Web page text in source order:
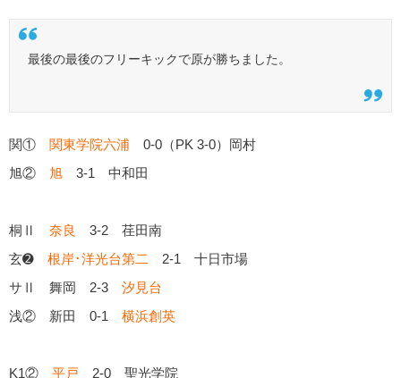
最後の最後のフリーキックで原が勝ちました。
関① 関東学院六浦 0-0（PK 3-0）岡村
旭② 旭 3-1 中和田
桐Ⅱ 奈良
3-2 荏田南
玄➋ 根岸･洋光台第二
2-1 十日市場
サⅡ 舞岡 2-3 汐見台
浅② 新田 0-1 横浜創英
K1② 平戸 2-0 聖光学院